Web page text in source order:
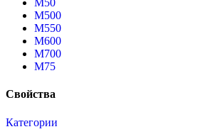
М50
М500
М550
М600
М700
М75
Свойства
Категории